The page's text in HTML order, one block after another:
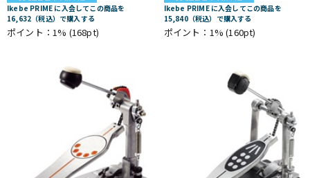
Ikebe PRIME に入会してこの商品を
16,632（税込）で購入する
ポイント：1% (168pt)
Ikebe PRIME に入会してこの商品を
15,840（税込）で購入する
ポイント：1%(160pt)